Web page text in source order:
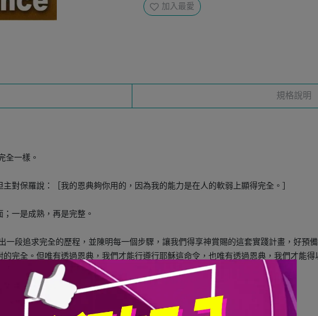
加入最愛
規格說明
全一樣。
對保羅說：［我的恩典夠你用的，因為我的能力是在人的軟弱上顯得完全。］
一是成熟，再是完整。
一段追求完全的歷程，並陳明每一個步驟，讓我們得享神賞賜的這套實踐計畫，好預
完全。但唯有透過恩典，我們才能行遵行耶穌這命令，也唯有透過恩典，我們才能得